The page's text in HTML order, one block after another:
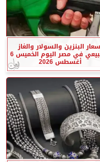
البنزين والسولار والغاز
الطبيعي في مصر اليوم الخميس 6
أغسطس 2026